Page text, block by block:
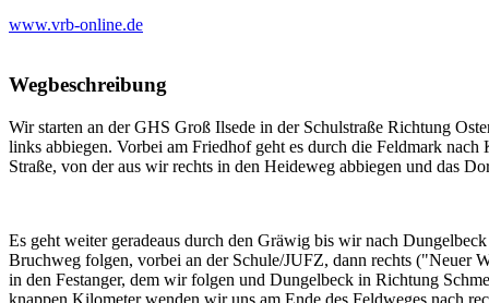
Wegbeschreibung
Wir starten an der GHS Groß Ilsede in der Schulstraße Richtung
links abbiegen. Vorbei am Friedhof geht es durch die Feldmark
Straße, von der aus wir rechts in den Heideweg abbiegen und das
Es geht weiter geradeaus durch den Gräwig bis wir nach
Bruchweg folgen, vorbei an der Schule/JUFZ, dann rechts ("Neuer
in den Festanger, dem wir folgen und Dungelbeck in Richtung
knappen Kilometer wenden wir uns am Ende des Feldweges nach
www.vrb-online.de